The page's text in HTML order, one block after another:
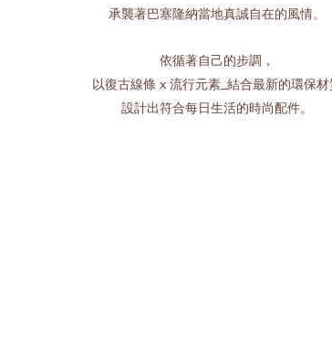
承襲著巴塞隆納當地真誠自在的風情。
依循著自己的步調，
以復古線條 x 流行元素_結合最新的環保
設計出符合每日生活的時尚配件。